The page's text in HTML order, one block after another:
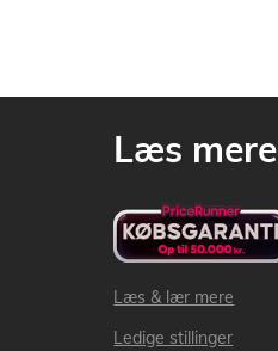
Læs mere
Læs & lær mere
Ledige stillinger